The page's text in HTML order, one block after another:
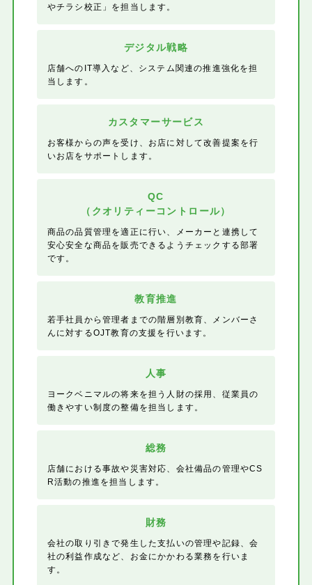
やチラシ校正」を担当します。
デジタル戦略
店舗へのIT導入など、システム関連の推進強化を担
当します。
カスタマーサービス
お客様からの声を受け、お店に対して改善提案を行
いお店をサポートします。
QC
（クオリティーコントロール）
商品の品質管理を適正に行い、メーカーと連携して
安心安全な商品を販売できるようチェックする部署
です。
教育推進
若手社員から管理者までの階層別教育、メンバーさ
んに対するOJT教育の支援を行います。
人事
ヨークベニマルの将来を担う人財の採用、従業員の
働きやすい制度の整備を担当します。
総務
店舗における事故や災害対応、会社備品の管理やCS
R活動の推進を担当します。
財務
会社の取り引きで発生した支払いの管理や記録、会
社の利益作成など、お金にかかわる業務を行いま
す。